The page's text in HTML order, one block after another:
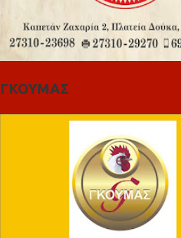
ΓΚΟΥΜΑΣ